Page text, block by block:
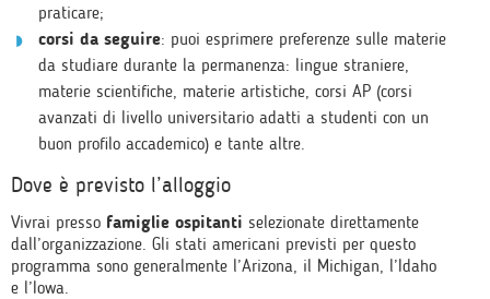
praticare;
corsi da seguire: puoi esprimere preferenze sulle materie
da studiare durante la permanenza: lingue straniere,
materie scientifiche, materie artistiche, corsi AP (corsi
avanzati di livello universitario adatti a studenti con un
buon profilo accademico) e tante altre.
Dove è previsto l’alloggio
Vivrai presso famiglie ospitanti selezionate direttamente
dall’organizzazione. Gli stati americani previsti per questo
programma sono generalmente l’Arizona, il Michigan, l’Idaho
e l’Iowa.